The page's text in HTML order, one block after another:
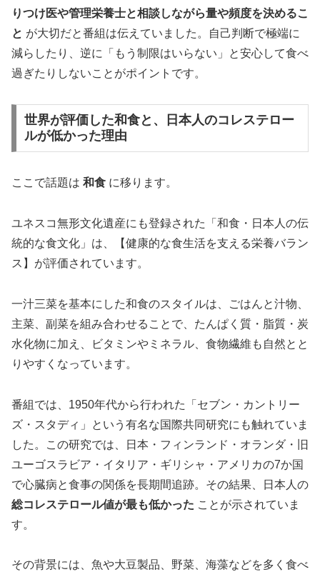
りつけ医や管理栄養士と相談しながら量や頻度を決めるこ
と が大切だと番組は伝えていました。自己判断で極端に
減らしたり、逆に「もう制限はいらない」と安心して食べ
過ぎたりしないことがポイントです。
世界が評価した和食と、日本人のコレステロー
ルが低かった理由
ここで話題は 和食 に移ります。
ユネスコ無形文化遺産にも登録された「和食・日本人の伝
統的な食文化」は、【健康的な食生活を支える栄養バラン
ス】が評価されています。
一汁三菜を基本にした和食のスタイルは、ごはんと汁物、
主菜、副菜を組み合わせることで、たんぱく質・脂質・炭
水化物に加え、ビタミンやミネラル、食物繊維も自然とと
りやすくなっています。
番組では、1950年代から行われた「セブン・カントリー
ズ・スタディ」という有名な国際共同研究にも触れていま
した。この研究では、日本・フィンランド・オランダ・旧
ユーゴスラビア・イタリア・ギリシャ・アメリカの7か国
で心臓病と食事の関係を長期間追跡。その結果、日本人の
総コレステロール値が最も低かった ことが示されていま
す。
その背景には、魚や大豆製品、野菜、海藻などを多く食べ